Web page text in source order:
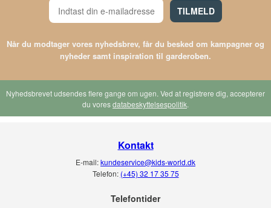
TILMELD
Når du modtager vores nyhedsbrev, får du besked om kampagner og
nyheder samt inspiration til garderoben.
Nyhedsbrevet udsendes flere gange om ugen. Ved at registrere dig, accepterer
du voresdatabeskyttelsespolitik.
Kontakt
E-mail:kundeservice@kids-world.dk
Telefon: (+45) 32 17 35 75
Telefontider